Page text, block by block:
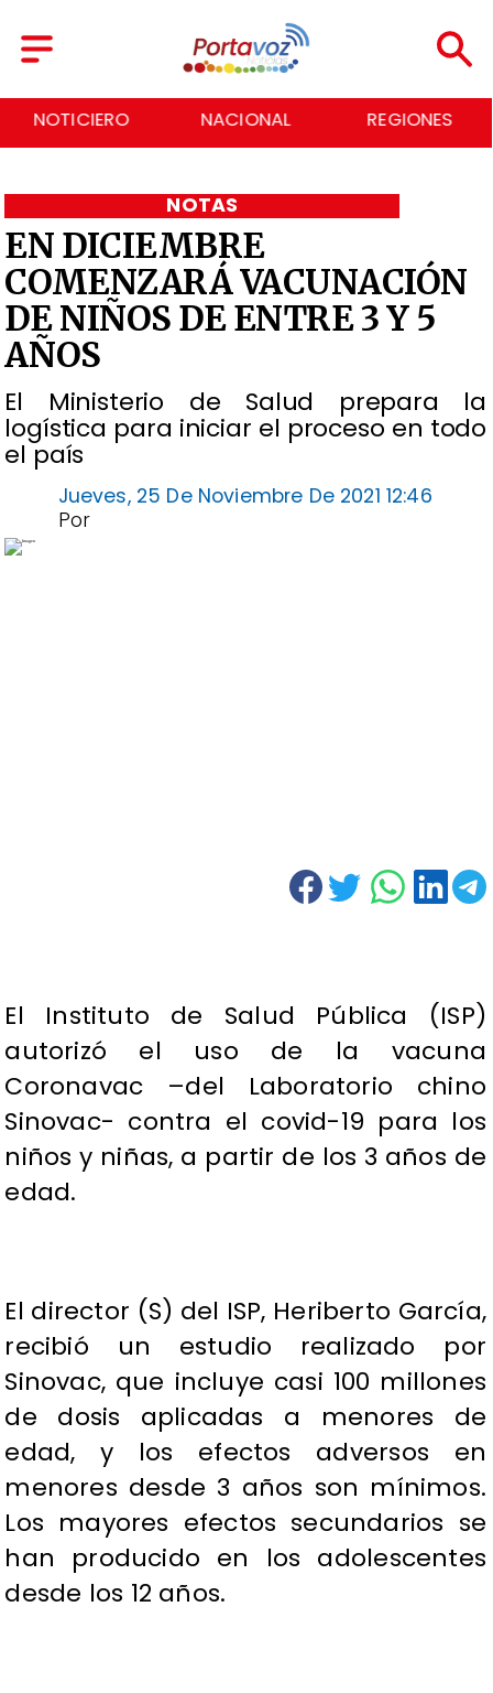
NACIONAL REGIONES ECONOMÍA
EN DICIEMBRE
COMENZARÁ VACUNACIÓN
DE NIÑOS DE ENTRE 3 Y 5
AÑOS
El Ministerio de Salud prepara la
logística para iniciar el proceso en todo
el país
NOTAS
Jueves, 25 De Noviembre De 2021 12:46
Por
El Instituto de Salud Pública (ISP)
autorizó el uso de la vacuna
Coronavac –del Laboratorio chino
Sinovac- contra el covid-19 para los
niños y niñas, a partir de los 3 años de
edad.
El director (S) del ISP, Heriberto García,
recibió un estudio realizado por
Sinovac, que incluye casi 100 millones
de dosis aplicadas a menores de
edad, y los efectos adversos en
menores desde 3 años son mínimos.
Los mayores efectos secundarios se
han producido en los adolescentes
desde los 12 años.